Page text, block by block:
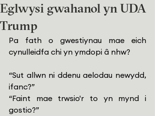
Eglwysi gwahanol yn UDA
Trump
Pa fath o gwestiynau mae eich
cynulleidfa chi yn ymdopi â nhw?
“Sut allwn ni ddenu aelodau newydd,
ifanc?”
“Faint mae trwsio'r to yn mynd i
gostio?”